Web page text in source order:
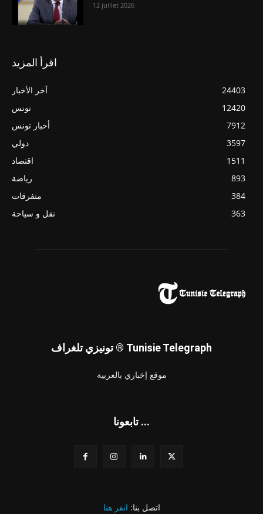
12 juillet 2026
اقرأ المزيد
آخر الأخبار
24403
تونس
12420
أخبار تونس
7912
دولي
3597
اقتصاد
1511
رياضة
893
متفرقات
384
نقل و سياحة
363
تونيزي تلغراف ® Tunisie Telegraph
موقع إخباري بالعربية
تابعونا ...
اتصل بنا: انقر هنا